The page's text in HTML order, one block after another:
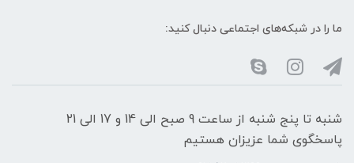
ما را در شبکه‌های اجتماعی دنبال کنید:
شنبه تا پنج شنبه از ساعت 9 صبح الی 14 و 17 الی 21
پاسخگوی شما عزیزان هستیم